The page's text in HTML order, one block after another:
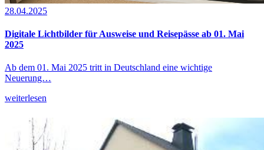
28.04.2025
Digitale Lichtbilder für Ausweise und Reisepässe ab 01. Mai
2025
Ab dem 01. Mai 2025 tritt in Deutschland eine wichtige
Neuerung…
weiterlesen